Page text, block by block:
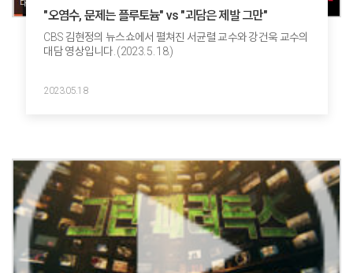
"오염수, 문제는 플루토늄" vs "괴담은 제발 그만"
CBS 김현정의 뉴스쇼에서 펼쳐진 서균렬 교수와 강건욱 교수의
대담 영상입니다. (2023. 5. 18.)
2023.05.18